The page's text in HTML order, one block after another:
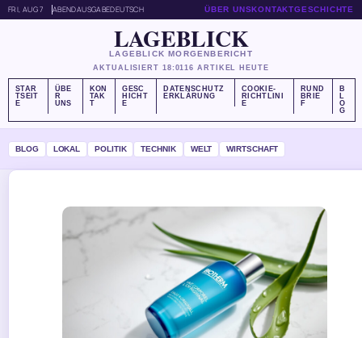
FRI, AUG 7 ABENDAUSGABEDEUTSCH ÜBER UNSKONTAKTGESCHICHTE
LAGEBLICK
LAGEBLICK MORGENBERICHT
AKTUALISIERT 18:0116 ARTIKEL HEUTE
STAR
TSEIT
E
ÜBE
R
UNS
KON
TAK
T
GESC
HICHT
E
DATENSCHUTZ
ERKLÄRUNG
COOKIE-
RICHTLINI
E
RUND
BRIE
F
B
L
O
G
BLOG LOKAL POLITIK TECHNIK WELT WIRTSCHAFT